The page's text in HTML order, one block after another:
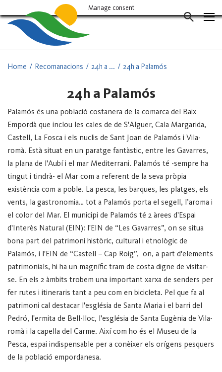
al
contingut
Home Recomanacions 24h a ... 24h a Palamós
24h a Palamós
Palamós és una població costanera de la comarca del Baix
Empordà que inclou les cales de de S'Alguer, Cala Margarida,
Castell, La Fosca i els nuclis de Sant Joan de Palamós i Vila-
romà. Està situat en un paratge fantàstic, entre les Gavarres,
la plana de l'Aubí i el mar Mediterrani. Palamós té -sempre ha
tingut i tindrà- el Mar com a referent de la seva pròpia
existència com a poble. La pesca, les barques, les platges, els
vents, la gastronomia… tot a Palamós porta el segell, l’aroma i
el color del Mar. El municipi de Palamós té 2 àrees d'Espai
d'Interès Natural (EIN): l'EIN de “Les Gavarres”, on se situa
bona part del patrimoni històric, cultural i etnològic de
Palamós, i l'EIN de “Castell – Cap Roig”, on, a part d'elements
patrimonials, hi ha un magnífic tram de costa digne de visitar-
se. En els 2 àmbits trobem una important xarxa de senders per
fer rutes i itineraris tant a peu com en bicicleta. Pel que fa al
patrimoni cal destacar l'església de Santa Maria i el barri del
Pedró, l'ermita de Bell-lloc, l'església de Santa Eugènia de Vila-
romà i la capella del Carme. Així com ho és el Museu de la
Pesca, espai indispensable per a conèixer els orígens pesquers
de la població empordanesa.
Manage consent